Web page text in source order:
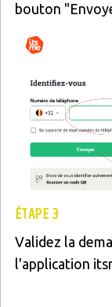
bouton
Image
ÉTAPE 3
Validez la
l'application